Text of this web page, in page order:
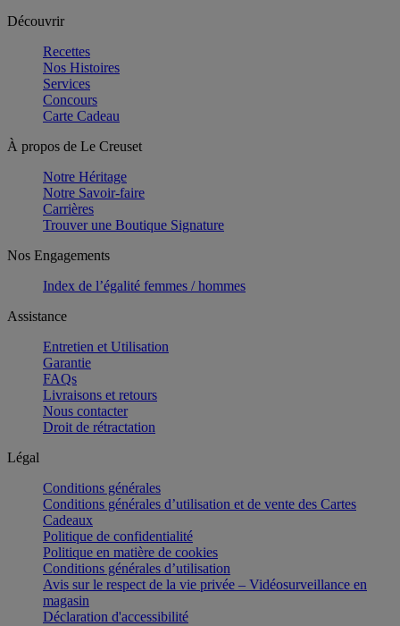
Découvrir
Recettes
Nos Histoires
Services
Concours
Carte Cadeau
À propos de Le Creuset
Notre Héritage
Notre Savoir-faire
Carrières
Trouver une Boutique Signature
Nos Engagements
Index de l’égalité femmes / hommes
Assistance
Entretien et Utilisation
Garantie
FAQs
Livraisons et retours
Nous contacter
Droit de rétractation
Légal
Conditions générales
Conditions générales d’utilisation et de vente des Cartes
Cadeaux
Politique de confidentialité
Politique en matière de cookies
Conditions générales d’utilisation
Avis sur le respect de la vie privée – Vidéosurveillance en
magasin
Déclaration d'accessibilité